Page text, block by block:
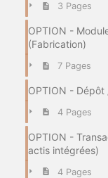
3 Pages
OPTION -
(Fabrication)
7 Pages
OPTION - Dépôt
4 Pages
OPTION -
actis intégrées)
4 Pages